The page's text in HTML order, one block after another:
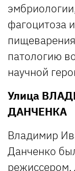
фагоцитоза
патологию
научной
Улица
ДАНЧЕНКА
Владимир
Данченко
режиссером,